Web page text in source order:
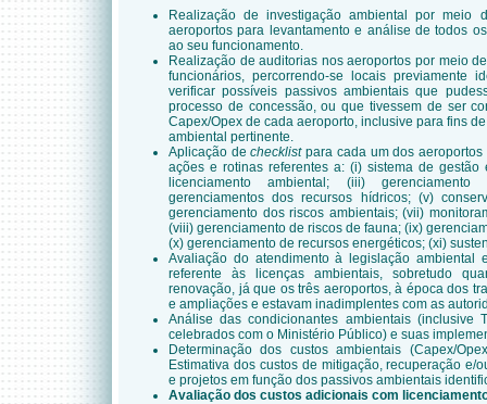
Realização de investigação ambiental por
aeroportos para levantamento e análise de todos
ao seu funcionamento.
Realização de auditorias nos aeroportos por meio
funcionários, percorrendo-se locais previamente
verificar possíveis passivos ambientais que
processo de concessão, ou que tivessem de ser
Capex/Opex de cada aeroporto, inclusive para fins
ambiental pertinente.
Aplicação dechecklistpara cada um dos
ações e rotinas referentes a: (i) sistema de gestão
licenciamento ambiental; (iii)
gerenciamentos dos recursos hídricos; (v)
gerenciamento dos riscos ambientais; (vii)
(viii) gerenciamento de riscos de fauna; (ix)
(x) gerenciamento de recursos energéticos; (xi)
Avaliação do atendimento à legislação ambiental
referente às licenças ambientais, sobretudo
renovação, já que os três aeroportos, à época dos
e ampliações e estavam inadimplentes com as
Análise das condicionantes ambientais (inclusive
celebrados com o Ministério Público) e suas
Determinação dos custos ambientais (Capex/
Estimativa dos custos de mitigação, recuperação e/
e projetos em função dos passivos ambientais
Avaliação dos custos adicionais com